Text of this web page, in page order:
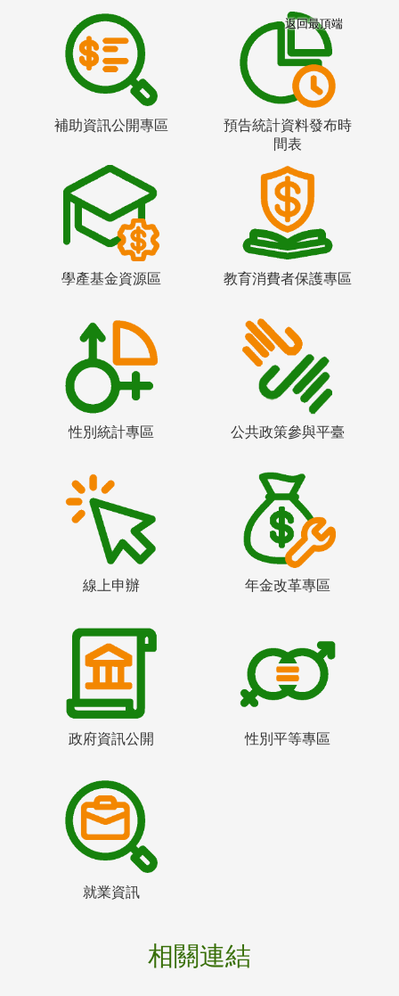
補助資訊公開專區
預告統計資料發布時
間表
學產基金資源區 教育消費者保護專區
性別統計專區 公共政策參與平臺
線上申辦 年金改革專區
政府資訊公開 性別平等專區
就業資訊
相關連結
返回最頂端